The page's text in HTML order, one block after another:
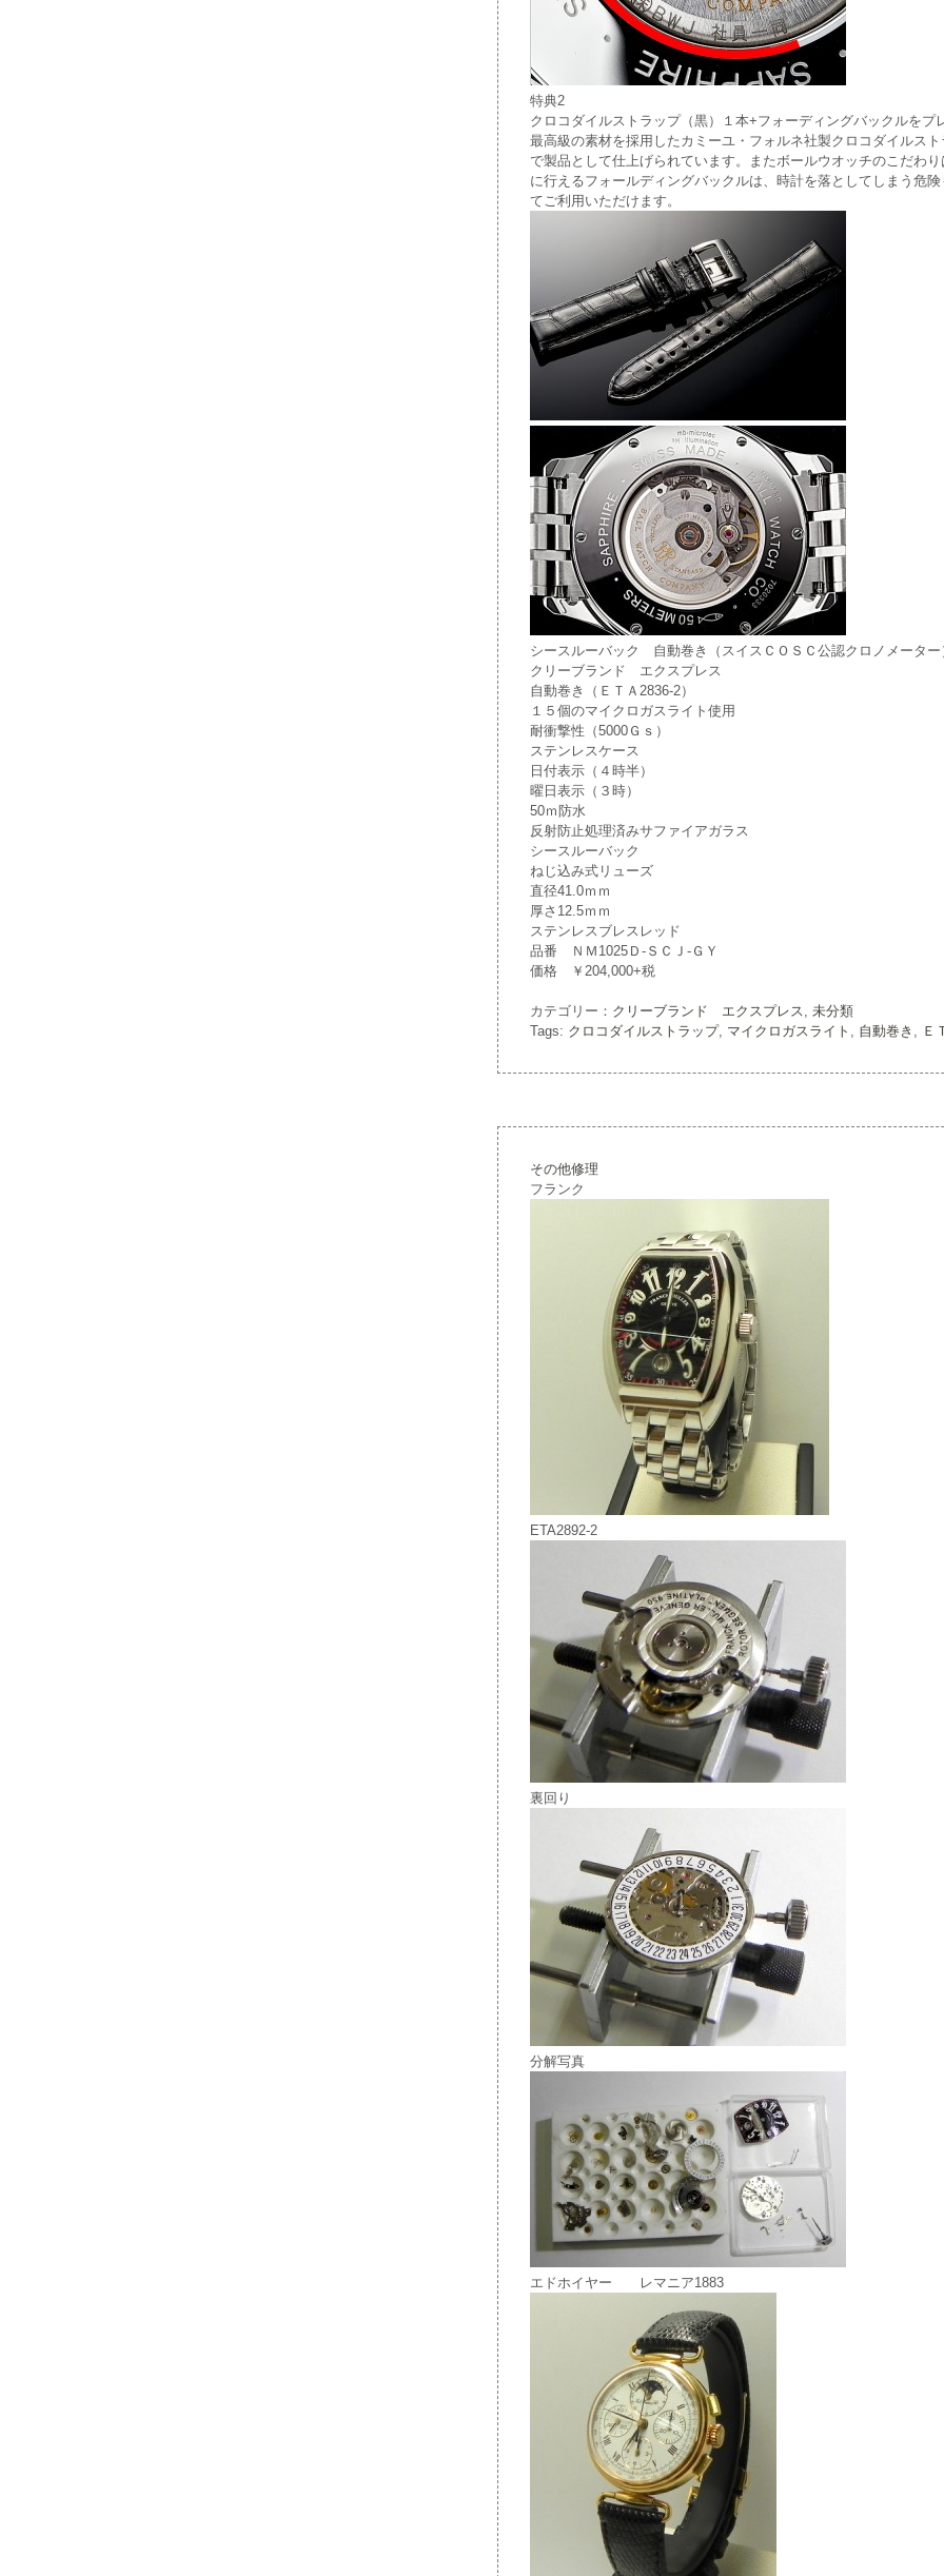
特典2
クロコダイルストラップ（黒）１本+フォーディングバックルをプ
最高級の素材を採用したカミーユ・フォルネ社製クロコダイルス
で製品として仕上げられています。またボールウオッチのこだわ
に行えるフォールディングバックルは、時計を落としてしまう危
てご利用いただけます。
シースルーバック 自動巻き（スイスＣＯＳＣ公認クロノメータ
クリーブランド エクスプレス
自動巻き（ＥＴＡ2836-2）
１５個のマイクロガスライト使用
耐衝撃性（5000Ｇｓ）
ステンレスケース
日付表示（４時半）
曜日表示（３時）
50ｍ防水
反射防止処理済みサファイアガラス
シースルーバック
ねじ込み式リューズ
直径41.0ｍｍ
厚さ12.5ｍｍ
ステンレスブレスレッド
品番 ＮＭ1025Ｄ-ＳＣＪ-ＧＹ
価格 ￥204,000+税
カテゴリー： クリーブランド エクスプレス, 未分類
Tags: クロコダイルストラップ, マイクロガスライト , 自動巻き , Ｅ
その他修理
フランク
ETA2892-2
裏回り
分解写真
エドホイヤー レマニア1883